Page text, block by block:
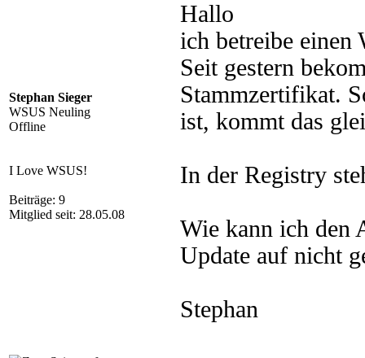
Stephan Sieger
WSUS Neuling
Offline
I Love WSUS!
Beiträge: 9
Mitglied seit: 28.05.08
Hallo
ich betreibe einen
Seit gestern
Stammzertifikat.
ist, kommt das
In der Registry
Wie kann ich den
Update auf nicht
Stephan